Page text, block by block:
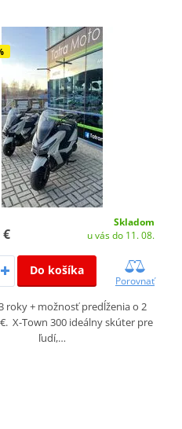
€
Skladom
u vás do 11. 08.
Do košíka
Porovnať
roky + možnosť predĺženia o 2
X-Town 300 ideálny skúter pre
ľudí,…